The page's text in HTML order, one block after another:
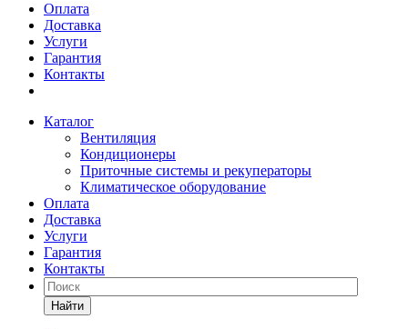
Оплата
Доставка
Услуги
Гарантия
Контакты
Каталог
Вентиляция
Кондиционеры
Приточные системы и рекуператоры
Климатическое оборудование
Оплата
Доставка
Услуги
Гарантия
Контакты
Найти